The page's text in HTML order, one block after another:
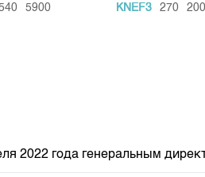
5900 KNEF3 270 200
2022 года генеральным